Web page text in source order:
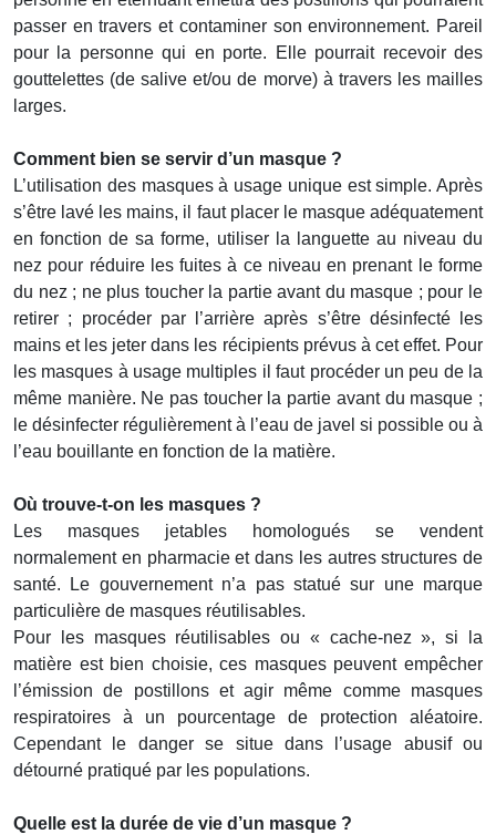
passer en travers et contaminer son environnement. Pareil
pour la personne qui en porte. Elle pourrait recevoir des
gouttelettes (de salive et/ou de morve) à travers les mailles
larges.
Comment bien se servir d’un masque ?
L’utilisation des masques à usage unique est simple. Après
s’être lavé les mains, il faut placer le masque adéquatement
en fonction de sa forme, utiliser la languette au niveau du
nez pour réduire les fuites à ce niveau en prenant le forme
du nez ; ne plus toucher la partie avant du masque ; pour le
retirer ; procéder par l’arrière après s’être désinfecté les
mains et les jeter dans les récipients prévus à cet effet. Pour
les masques à usage multiples il faut procéder un peu de la
même manière. Ne pas toucher la partie avant du masque ;
le désinfecter régulièrement à l’eau de javel si possible ou à
l’eau bouillante en fonction de la matière.
Où trouve-t-on les masques ?
Les masques jetables homologués se vendent
normalement en pharmacie et dans les autres structures de
santé. Le gouvernement n’a pas statué sur une marque
particulière de masques réutilisables.
Pour les masques réutilisables ou « cache-nez », si la
matière est bien choisie, ces masques peuvent empêcher
l’émission de postillons et agir même comme masques
respiratoires à un pourcentage de protection aléatoire.
Cependant le danger se situe dans l’usage abusif ou
détourné pratiqué par les populations.
Quelle est la durée de vie d’un masque ?